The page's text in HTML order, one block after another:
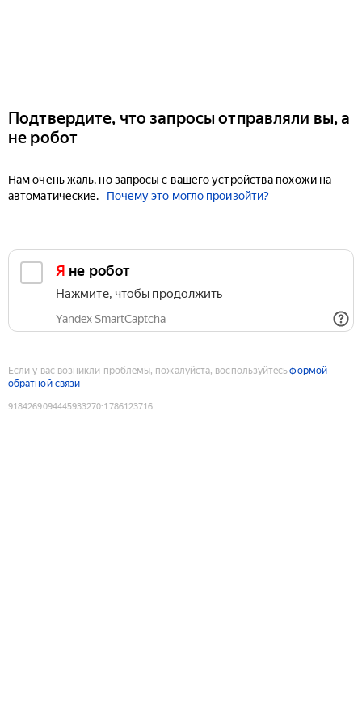
Подтвердите, что запросы отправляли вы, а
не робот
Нам очень жаль, но запросы с вашего устройства похожи на
автоматические.
Почему это могло произойти?
Я не робот
Нажмите, чтобы продолжить
Yandex SmartCaptcha
Если у вас возникли проблемы, пожалуйста, воспользуйтесьформой
обратной связи
9184269094445933270:1786123716